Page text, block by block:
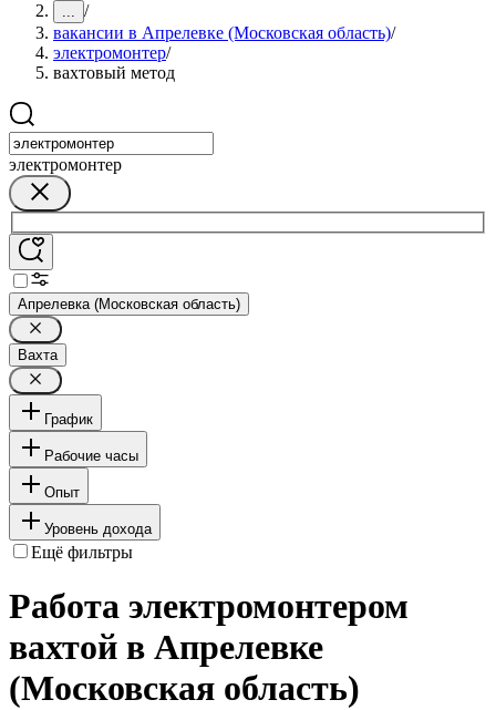
... /
вакансии в Апрелевке (Московская область)/
электромонтер/
вахтовый метод
электромонтер
Апрелевка (Московская область)
Вахта
График
Рабочие часы
Опыт
Уровень дохода
Ещё фильтры
Работа электромонтером
вахтой в Апрелевке
(Московская область)